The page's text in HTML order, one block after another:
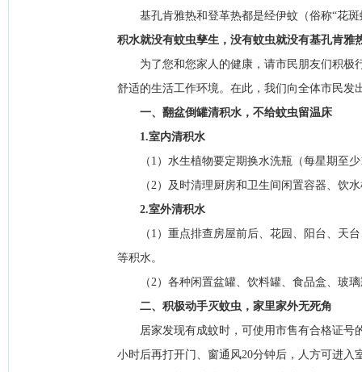
基孔肯雅热和登革热都是经伊蚊（俗称“花斑
积水就没有蚊虫孳生，没有蚊虫就没有基孔肯雅
为了您和您家人的健康，请市民朋友们积极
舒适的生活工作环境。在此，我们向全体市民发
一、翻盆倒罐清积水，不给蚊虫留温床
1.室内清积水
（1）水生植物要定期换水洗瓶（每星期至少
（2）及时清理厨房和卫生间闲置容器、饮水
2.室外清积水
（1）重点排查房屋前后、花园、阳台、天台
等积水。
（2）各种闲置盆罐、饮料罐、食品盒、玻璃
二、积极动手灭蚊虫 ，家里家外无死角
居家发现有成蚊时，可使用市售有合格证号的
小时后再打开门、窗通风20分钟后，人方可进入